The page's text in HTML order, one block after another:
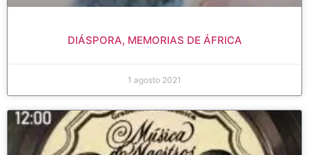
DIÁSPORA, MEMORIAS DE ÁFRICA
1 agosto 2021